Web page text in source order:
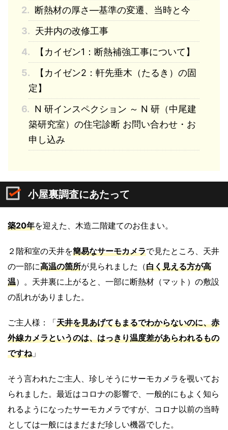
2. 断熱材の厚さ―基準の変遷、当時と今
3. 天井内の改修工事
4.
【カイゼン1：断熱補強工事について】
5.
【カイゼン2：軒先垂木（たるき）の固
定】
6. N 研インスペクション ～ N 研（中尾建
築研究室）の住宅診断 お問い合わせ・お
申し込み
小屋裏調査にあたって
築20年を迎えた、木造二階建てのお住まい。
２階和室の天井を簡易なサーモカメラで見たところ、天井
の一部に高温の箇所が見られました（白く見える方が高
温）。天井裏に上がると、一部に断熱材（マット）の敷設
の乱れがありました。
ご主人様：「天井を見あげてもまるでわからないのに、赤
外線カメラというのは、はっきり温度差があらわれるもの
ですね 」
そう言われたご主人、珍しそうにサーモカメラを覗いてお
られました。最近はコロナの影響で、一般的にもよく知ら
れるようになったサーモカメラですが、コロナ以前の当時
としては一般にはまだまだ珍しい機器でした。